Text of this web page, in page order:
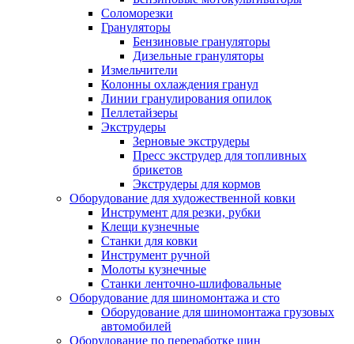
Соломорезки
Грануляторы
Бензиновые грануляторы
Дизельные грануляторы
Измельчители
Колонны охлаждения гранул
Линии гранулирования опилок
Пеллетайзеры
Экструдеры
Зерновые экструдеры
Пресс экструдер для топливных
брикетов
Экструдеры для кормов
Оборудование для художественной ковки
Инструмент для резки, рубки
Клещи кузнечные
Станки для ковки
Инструмент ручной
Молоты кузнечные
Станки ленточно-шлифовальные
Оборудование для шиномонтажа и сто
Оборудование для шиномонтажа грузовых
автомобилей
Оборудование по переработке шин